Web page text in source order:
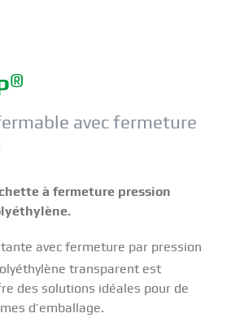
®
avec fermeture
à fermeture pression
avec fermeture par pression
transparent est
des solutions idéales pour de
d’emballage.